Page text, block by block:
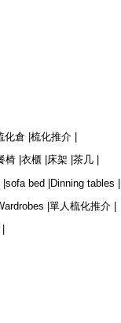
化倉 |梳化推介 |
椅 | 衣櫃 | 床架 | 茶几 |
|sofa bed |Dinning tables |
| 單人梳化推介 |